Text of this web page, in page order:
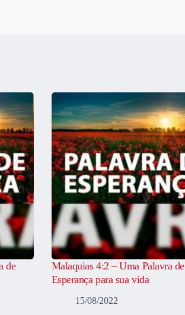
de
Malaquias 4:2 – Uma Palavra de
Esperança para sua vida
15/08/2022